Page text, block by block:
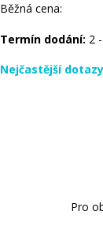
Běžná cena:
Termín dodání: 2
Nejčastější dotazy
Pro